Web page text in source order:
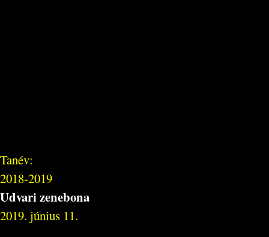
Tanév:
2018-2019
Udvari zenebona
2019. június 11.